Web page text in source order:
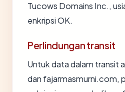
Tucows Domains Inc.,
enkripsi OK.
Perlindungan transit
Untuk data dalam transit
dan fajarmasmurni.com,